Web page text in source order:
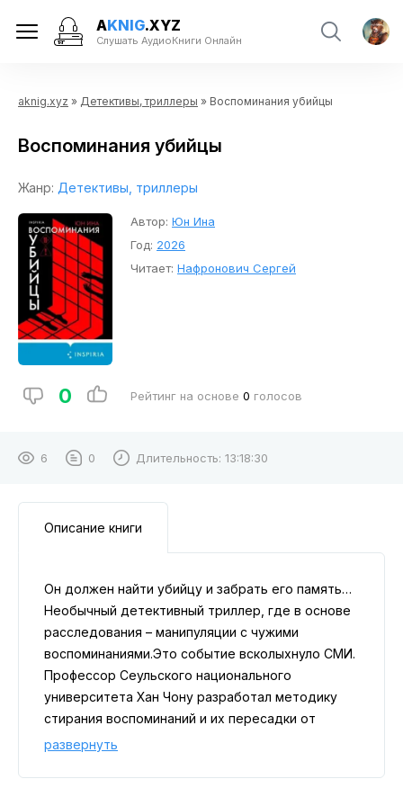
AKNIG.XYZ
Слушать АудиоКниги Онлайн
aknig.xyz » Детективы, триллеры » Воспоминания убийцы
Воспоминания убийцы
Жанр: Детективы, триллеры
Автор: Юн Ина
Год: 2026
Читает: Нафронович Сергей
0 Рейтинг на основе 0 голосов
6 0 Длительность: 13:18:30
Описание книги
Он должен найти убийцу и забрать его память…
Необычный детективный триллер, где в основе
расследования – манипуляции с чужими
воспоминаниями.Это событие всколыхнуло СМИ.
Профессор Сеульского национального
университета Хан Чону разработал методику
стирания воспоминаний и их пересадки от
одного человека к другому. Он стал
произошло то, что перевернуло его жизнь еще
развернуть